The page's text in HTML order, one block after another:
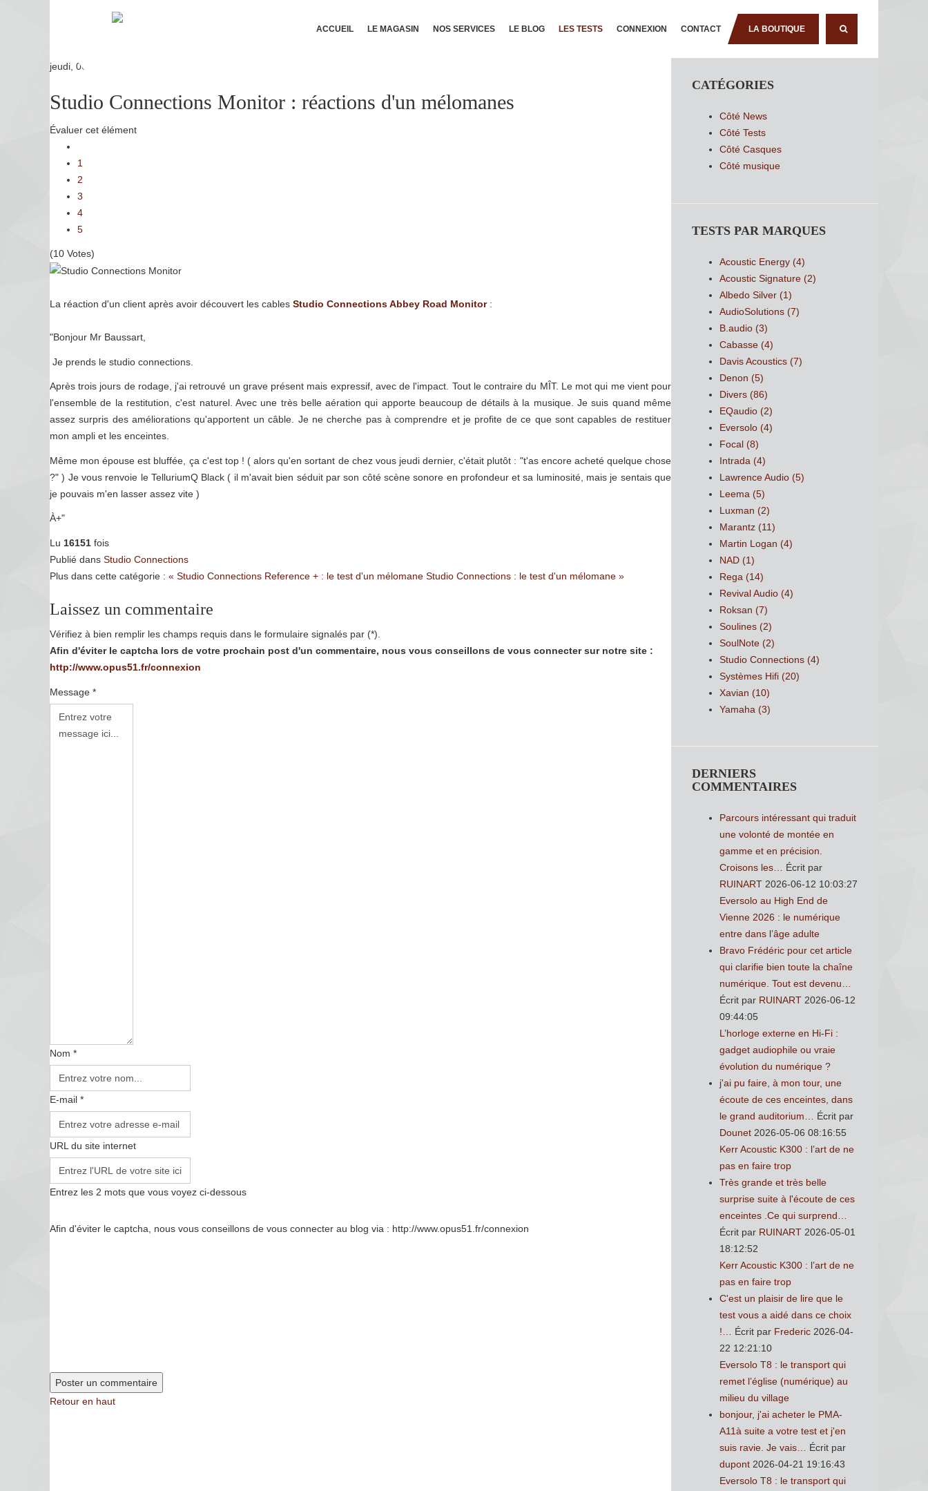
ACCUEIL LE MAGASIN NOS SERVICES LE BLOG LES TESTS CONNEXION CONTACT LA BOUTIQUE
jeudi, 06 décembre 2012 17:06
Studio Connections Monitor : réactions d'un mélomanes
Évaluer cet élément
1
2
3
4
5
(10 Votes)
La réaction d'un client après avoir découvert les cables Studio Connections Abbey Road Monitor:
"Bonjour Mr Baussart,
Je prends le studio connections.
Après trois jours de rodage, j'ai retrouvé un grave présent mais expressif, avec de l'impact. Tout le contraire du MÎT. Le mot qui me vient pour
l'ensemble de la restitution, c'est naturel. Avec une très belle aération qui apporte beaucoup de détails à la musique. Je suis quand même
assez surpris des améliorations qu'apportent un câble. Je ne cherche pas à comprendre et je profite de ce que sont capables de restituer
mon ampli et les enceintes.
Même mon épouse est bluffée, ça c'est top ! ( alors qu'en sortant de chez vous jeudi dernier, c'était plutôt : "t'as encore acheté quelque chose
?" ) Je vous renvoie le TelluriumQ Black ( il m'avait bien séduit par son côté scène sonore en profondeur et sa luminosité, mais je sentais que
je pouvais m'en lasser assez vite )
À+"
Lu 16151 fois
Publié dans Studio Connections
Plus dans cette catégorie : « Studio Connections Reference + : le test d'un mélomane Studio Connections : le test d'un mélomane »
Laissez un commentaire
Vérifiez à bien remplir les champs requis dans le formulaire signalés par (*).
Afin d'éviter le captcha lors de votre prochain post d'un commentaire, nous vous conseillons de vous connecter sur notre site :
http://www.opus51.fr/connexion
Message *
Nom *
E-mail *
URL du site internet
Entrez les 2 mots que vous voyez ci-dessous
Afin d'éviter le captcha, nous vous conseillons de vous connecter au blog via : http://www.opus51.fr/connexion
Retour en haut
CATÉGORIES
Côté News
Côté Tests
Côté Casques
Côté musique
TESTS PAR MARQUES
Acoustic Energy (4)
Acoustic Signature (2)
Albedo Silver (1)
AudioSolutions (7)
B.audio (3)
Cabasse (4)
Davis Acoustics (7)
Denon (5)
Divers (86)
EQaudio (2)
Eversolo (4)
Focal (8)
Intrada (4)
Lawrence Audio (5)
Leema (5)
Luxman (2)
Marantz (11)
Martin Logan (4)
NAD (1)
Rega (14)
Revival Audio (4)
Roksan (7)
Soulines (2)
SoulNote (2)
Studio Connections (4)
Systèmes Hifi (20)
Xavian (10)
Yamaha (3)
DERNIERS
COMMENTAIRES
Parcours intéressant qui traduit
une volonté de montée en
gamme et en précision.
Croisons les…
Écrit par
RUINART 2026-06-12 10:03:27
Eversolo au High End de
Vienne 2026 : le numérique
entre dans l’âge adulte
Bravo Frédéric pour cet article
qui clarifie bien toute la chaîne
numérique. Tout est devenu…
Écrit par RUINART 2026-06-12
09:44:05
L’horloge externe en Hi-Fi :
gadget audiophile ou vraie
évolution du numérique ?
j'ai pu faire, à mon tour, une
écoute de ces enceintes, dans
le grand auditorium…
Écrit par
Dounet 2026-05-06 08:16:55
Kerr Acoustic K300 : l’art de ne
pas en faire trop
Très grande et très belle
surprise suite à l'écoute de ces
enceintes .Ce qui surprend…
Écrit par RUINART 2026-05-01
18:12:52
Kerr Acoustic K300 : l’art de ne
pas en faire trop
C'est un plaisir de lire que le
test vous a aidé dans ce choix
!…
Écrit par Frederic 2026-04-
22 12:21:10
Eversolo T8 : le transport qui
remet l’église (numérique) au
milieu du village
bonjour, j'ai acheter le PMA-
A11à suite a votre test et j'en
suis ravie. Je vais…
Écrit par
dupont 2026-04-21 19:16:43
Eversolo T8 : le transport qui